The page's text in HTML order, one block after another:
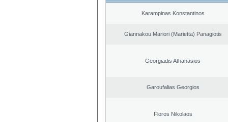
Karampinas Konstantinos
Giannakou Mariori (Marietta) Panagiotis
Georgiadis Athanasios
Garoufalias Georgios
Floros Nikolaos